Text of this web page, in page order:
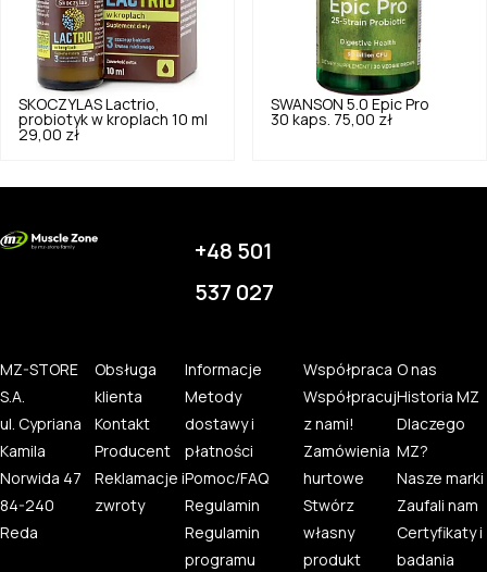
SKOCZYLAS Lactrio,
probiotyk w kroplach 10 ml
29,00 zł
SWANSON 5.0 Epic Pro
30 kaps. 75,00 zł
+48 501
537 027
MZ-STORE
S.A.
ul. Cypriana
Kamila
Norwida 47
84-240
Reda
Obsługa
klienta
Kontakt
Producent
Reklamacje i
zwroty
Informacje
Metody
dostawy i
płatności
Pomoc/FAQ
Regulamin
Regulamin
programu
Współpraca
Współpracuj
z nami!
Zamówienia
hurtowe
Stwórz
własny
produkt
O nas
Historia MZ
Dlaczego
MZ?
Nasze marki
Zaufali nam
Certyfikaty i
badania